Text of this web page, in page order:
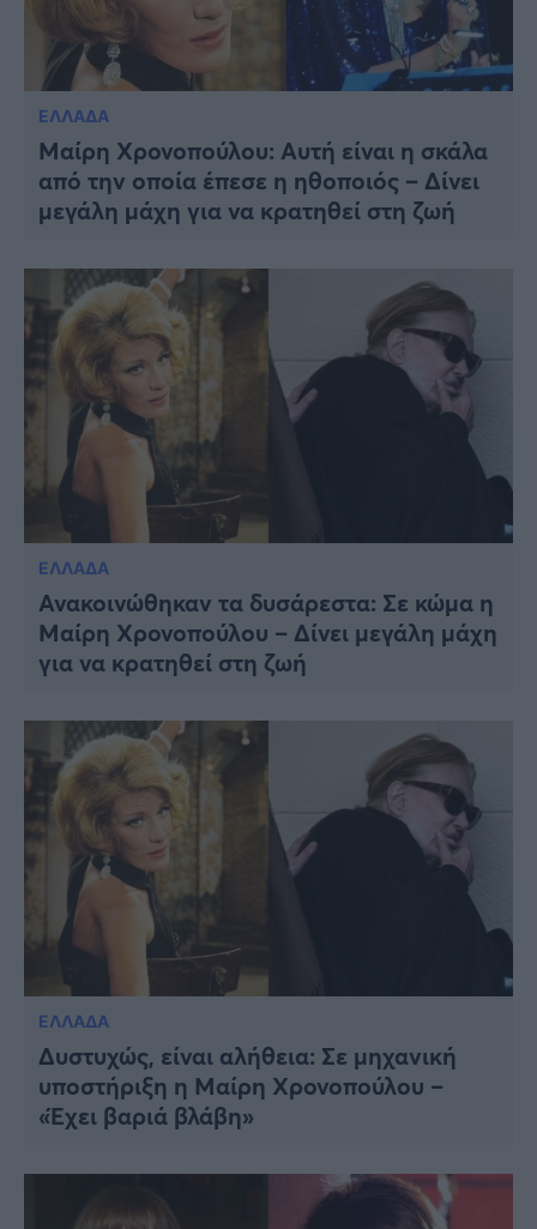
ΕΛΛΑΔΑ
Μαίρη Χρονοπούλου: Αυτή είναι η σκάλα
από την οποία έπεσε η ηθοποιός – Δίνει
μεγάλη μάχη για να κρατηθεί στη ζωή
ΕΛΛΑΔΑ
Ανακοινώθηκαν τα δυσάρεστα: Σε κώμα η
Μαίρη Χρονοπούλου – Δίνει μεγάλη μάχη
για να κρατηθεί στη ζωή
ΕΛΛΑΔΑ
Δυστυχώς, είναι αλήθεια: Σε μηχανική
υποστήριξη η Μαίρη Χρονοπούλου –
«Έχει βαριά βλάβη»